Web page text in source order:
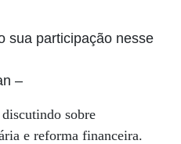
sua participação nesse
–
sobre
e reforma financeira.